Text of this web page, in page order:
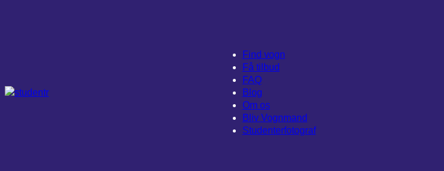
Find vogn
Få tilbud
FAQ
Blog
Om os
Bliv Vognmand
Studenterfotograf